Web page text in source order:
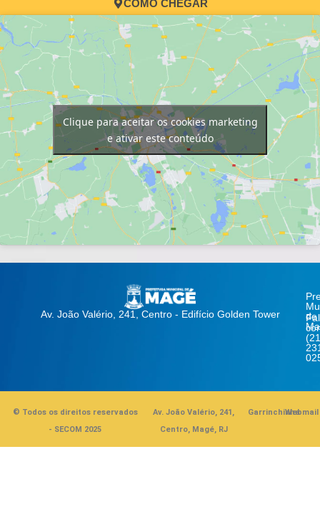
COMO CHEGAR
Clique para aceitar os cookies marketing
e ativar este conteúdo
Av. João Valério, 241, Centro - Edifício Golden Tower
de
© Todos os direitos reservados
- SECOM 2025
Av. João Valério, 241,
Centro, Magé, RJ
GarrinchinhaWebmail